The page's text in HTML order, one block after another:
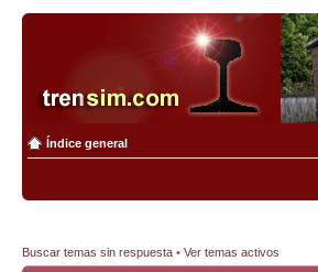
Índice general
Buscar temas sin respuesta • Ver temas activos